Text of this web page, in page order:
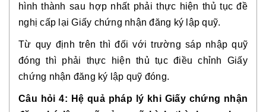
hình thành sau hợp nhất phải thực hiện thủ tục đề
nghị cấp lại Giấy chứng nhận đăng ký lập quỹ.
Từ quy định trên thì đối với trường sáp nhập quỹ
đóng thì phải thực hiện thủ tục điều chỉnh Giấy
chứng nhận đăng ký lập quỹ đóng.
Câu hỏi 4: Hệ quả pháp lý khi Giấy chứng nhận